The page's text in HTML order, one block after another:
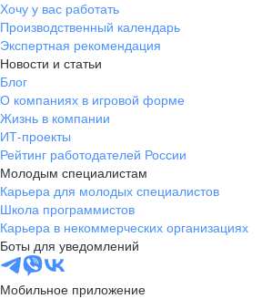
Хочу у вас работать
Производственный календарь
Экспертная рекомендация
Новости и статьи
Блог
О компаниях в игровой форме
Жизнь в компании
ИТ-проекты
Рейтинг работодателей России
Молодым специалистам
Карьера для молодых специалистов
Школа программистов
Карьера в некоммерческих организациях
Боты для уведомлений
Мобильное приложение